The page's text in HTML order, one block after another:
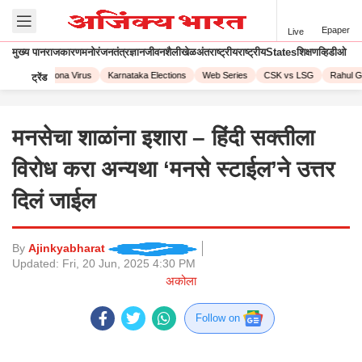
Live Epaper
मुख्य पानराजकारणमनोरंजनतंत्रज्ञानजीवनशैलीखेळअंतराष्ट्रीयराष्ट्रीयStatesशिक्षणव्हिडीओ
ट्रेंड
Corona Virus Karnataka Elections Web Series CSK vs LSG Rahul
मनसेचा शाळांना इशारा – हिंदी सक्तीला
विरोध करा अन्यथा ‘मनसे स्टाईल’ने उत्तर
दिलं जाईल
By Ajinkyabharat
Updated: Fri, 20 Jun, 2025 4:30 PM
अकोला
Follow on